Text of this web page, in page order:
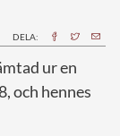
DELA:
ur en
och hennes